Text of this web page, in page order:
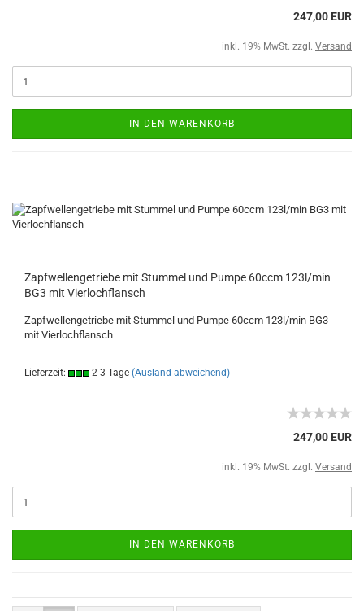
247,00 EUR
inkl. 19% MwSt. zzgl. Versand
IN DEN WARENKORB
Zapfwellengetriebe mit Stummel und Pumpe 60ccm 123l/min
BG3 mit Vierlochflansch
Zapfwellengetriebe mit Stummel und Pumpe 60ccm 123l/min BG3
mit Vierlochflansch
Lieferzeit: 2-3 Tage (Ausland abweichend)
247,00 EUR
inkl. 19% MwSt. zzgl. Versand
IN DEN WARENKORB